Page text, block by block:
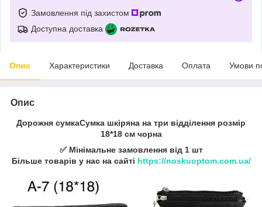
Замовлення під захистом
Доступна доставка
Опис Характеристики Доставка Оплата Умови
Опис
Дорожня сумкаСумка шкіряна на три відділення розмір
18*18 см чорна
✅ Мінімальне замовлення від 1 шт
Більше товарів у нас на сайті https://noskuoptom.com.ua/